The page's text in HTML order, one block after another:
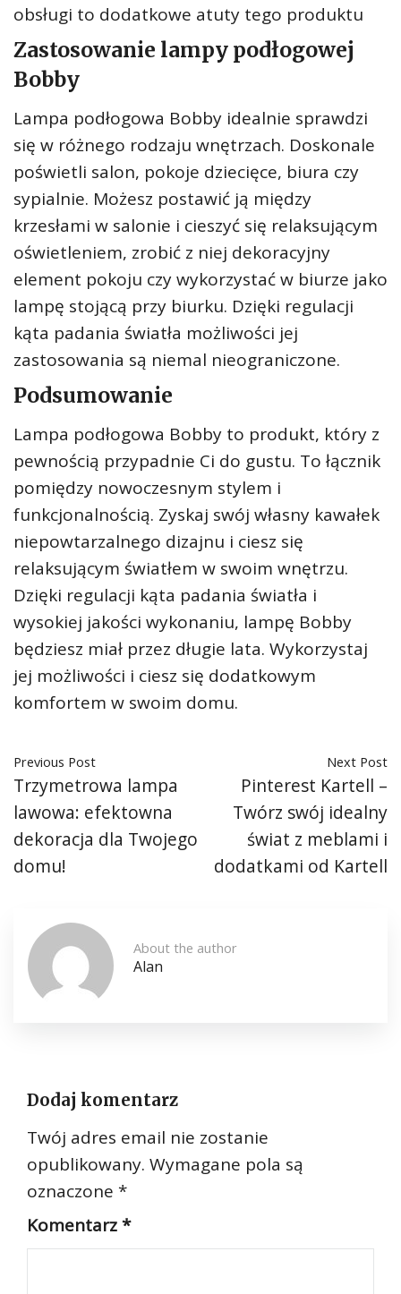
obsługi to dodatkowe atuty tego produktu
Zastosowanie lampy podłogowej
Bobby
Lampa podłogowa Bobby idealnie sprawdzi
się w różnego rodzaju wnętrzach. Doskonale
poświetli salon, pokoje dziecięce, biura czy
sypialnie. Możesz postawić ją między
krzesłami w salonie i cieszyć się relaksującym
oświetleniem, zrobić z niej dekoracyjny
element pokoju czy wykorzystać w biurze jako
lampę stojącą przy biurku. Dzięki regulacji
kąta padania światła możliwości jej
zastosowania są niemal nieograniczone.
Podsumowanie
Lampa podłogowa Bobby to produkt, który z
pewnością przypadnie Ci do gustu. To łącznik
pomiędzy nowoczesnym stylem i
funkcjonalnością. Zyskaj swój własny kawałek
niepowtarzalnego dizajnu i ciesz się
relaksującym światłem w swoim wnętrzu.
Dzięki regulacji kąta padania światła i
wysokiej jakości wykonaniu, lampę Bobby
będziesz miał przez długie lata. Wykorzystaj
jej możliwości i ciesz się dodatkowym
komfortem w swoim domu.
Previous Post
Trzymetrowa lampa
lawowa: efektowna
dekoracja dla Twojego
domu!
Next Post
Pinterest Kartell –
Twórz swój idealny
świat z meblami i
dodatkami od Kartell
About the author
Alan
Dodaj komentarz
Twój adres email nie zostanie
opublikowany. Wymagane pola są
oznaczone *
Komentarz*